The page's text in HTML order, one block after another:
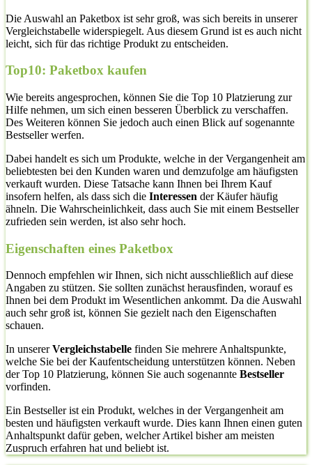
Die Auswahl an Paketbox ist sehr groß, was sich bereits in unserer
Vergleichstabelle widerspiegelt. Aus diesem Grund ist es auch nicht
leicht, sich für das richtige Produkt zu entscheiden.
Top10: Paketbox kaufen
Wie bereits angesprochen, können Sie die Top 10 Platzierung zur
Hilfe nehmen, um sich einen besseren Überblick zu verschaffen.
Des Weiteren können Sie jedoch auch einen Blick auf sogenannte
Bestseller werfen.
Dabei handelt es sich um Produkte, welche in der Vergangenheit am
beliebtesten bei den Kunden waren und demzufolge am häufigsten
verkauft wurden. Diese Tatsache kann Ihnen bei Ihrem Kauf
insofern helfen, als dass sich die Interessen der Käufer häufig
ähneln. Die Wahrscheinlichkeit, dass auch Sie mit einem Bestseller
zufrieden sein werden, ist also sehr hoch.
Eigenschaften eines Paketbox
Dennoch empfehlen wir Ihnen, sich nicht ausschließlich auf diese
Angaben zu stützen. Sie sollten zunächst herausfinden, worauf es
Ihnen bei dem Produkt im Wesentlichen ankommt. Da die Auswahl
auch sehr groß ist, können Sie gezielt nach den Eigenschaften
schauen.
In unsererVergleichstabelle finden Sie mehrere Anhaltspunkte,
welche Sie bei der Kaufentscheidung unterstützen können. Neben
der Top 10 Platzierung, können Sie auch sogenannte Bestseller
vorfinden.
Ein Bestseller ist ein Produkt, welches in der Vergangenheit am
besten und häufigsten verkauft wurde. Dies kann Ihnen einen guten
Anhaltspunkt dafür geben, welcher Artikel bisher am meisten
Zuspruch erfahren hat und beliebt ist.